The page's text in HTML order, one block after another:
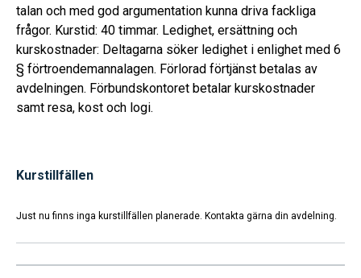
talan och med god argumentation kunna driva fackliga
frågor. Kurstid: 40 timmar. Ledighet, ersättning och
kurskostnader: Deltagarna söker ledighet i enlighet med 6
§ förtroendemannalagen. Förlorad förtjänst betalas av
avdelningen. Förbundskontoret betalar kurskostnader
samt resa, kost och logi.
Kurstillfällen
Just nu finns inga kurstillfällen planerade. Kontakta gärna din avdelning.